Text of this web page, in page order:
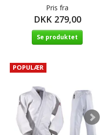
Pris fra
DKK 279,00
Se produktet
POPULÆR